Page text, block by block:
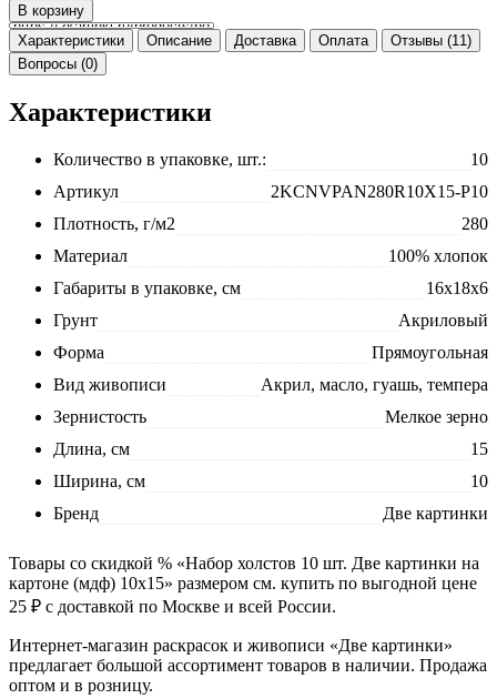
Характеристики Описание Доставка Оплата
Отзывы (11)
Вопросы (0)
Характеристики
Количество в упаковке, шт.:
10
Артикул
2KCNVPAN280R10X15-P10
Плотность, г/м2
280
Материал
100% хлопок
Габариты в упаковке, см
16x18x6
Грунт
Акриловый
Форма
Прямоугольная
Вид живописи
Акрил, масло, гуашь, темпера
Зернистость
Мелкое зерно
Длина, см
15
Ширина, см
10
Бренд
Две картинки
Товары со скидкой % «Набор холстов 10 шт. Две картинки на
картоне (мдф) 10x15» размером см. купить по выгодной цене
25 ₽ с доставкой по Москве и всей России.
Интернет-магазин раскрасок и живописи «Две картинки»
предлагает большой ассортимент товаров в наличии. Продажа
оптом и в розницу.